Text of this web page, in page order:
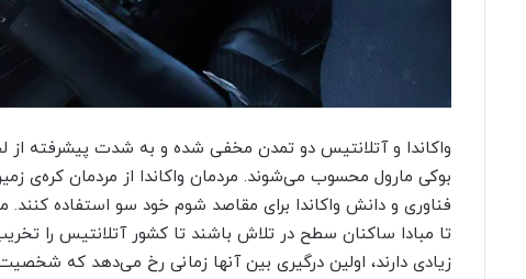
واکاندا و آتلانتیس دو تمدن مخفی شده و به شدت پیشرفته از
بوکی مارول محسوب می‌شوند. مردمان واکاندا از مردمان کره‌ی
فناوری و دانش واکاندا برای مقاصد شوم خود سو استفاده کنند.
تا مبادا ساکنان سطح در تلاش باشند تا کشور آتلانتیس را
زیادی دارند، اولین درگیری بین آنها زمانی رخ می‌دهد که